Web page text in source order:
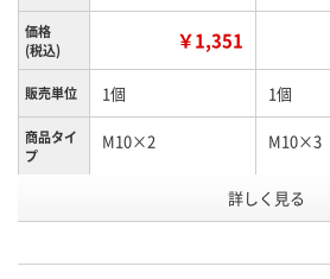
価格
(税込)
￥1,351
販売単位 1個 1個
商品タイ
プ
M10×2 M10×3
HE16815
詳しく見る